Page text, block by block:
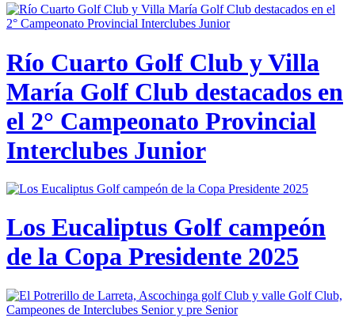
Río Cuarto Golf Club y Villa
María Golf Club destacados en
el 2° Campeonato Provincial
Interclubes Junior
Los Eucaliptus Golf campeón
de la Copa Presidente 2025